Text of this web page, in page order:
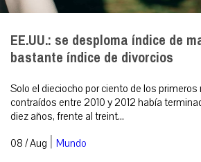
EE.UU.: se desploma índice de
bastante índice de divorcios
Solo el dieciocho por ciento de los
contraídos entre 2010 y 2012 había
diez años, frente al treint...
08 / Aug | Mundo